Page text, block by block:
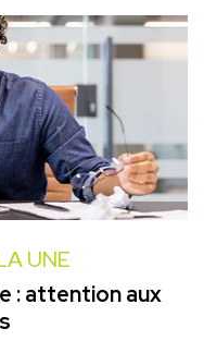
UNE
: attention aux